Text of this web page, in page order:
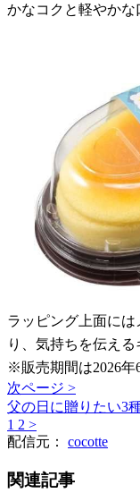
かなコクと軽やかな
ラッピング上面に
り、気持ちを伝える
※販売期間は2026年
次ページ >
父の日に贈りたい3
1 2 >
配信元： cocotte
関連記事